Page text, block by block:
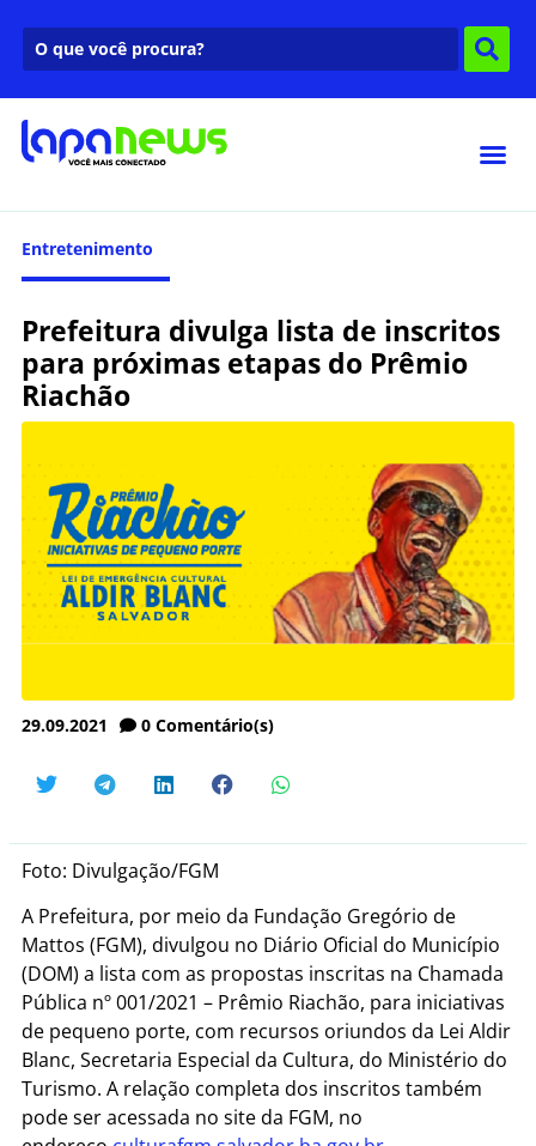
Entretenimento
Prefeitura divulga lista de inscritos
para próximas etapas do Prêmio
Riachão
29.09.2021 0 Comentário(s)
Foto: Divulgação/FGM
A Prefeitura, por meio da Fundação Gregório de
Mattos (FGM), divulgou no Diário Oficial do Município
(DOM) a lista com as propostas inscritas na Chamada
Pública nº 001/2021 – Prêmio Riachão, para iniciativas
de pequeno porte, com recursos oriundos da Lei Aldir
Blanc, Secretaria Especial da Cultura, do Ministério do
Turismo. A relação completa dos inscritos também
pode ser acessada no site da FGM, no